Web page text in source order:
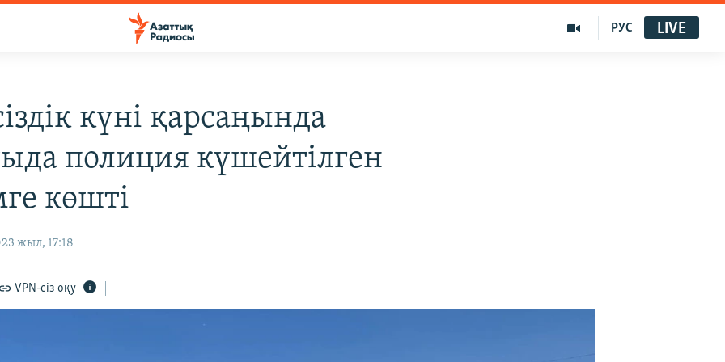
РУС LIVE
күні қарсаңында
полиция күшейтілген
көшті
жыл, 17:18
VPN-сіз оқу